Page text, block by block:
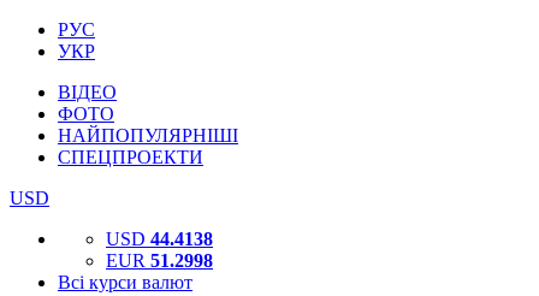
РУС
УКР
ВІДЕО
ФОТО
НАЙПОПУЛЯРНІШІ
СПЕЦПРОЕКТИ
USD
USD 44.4138
EUR 51.2998
Всі курси валют